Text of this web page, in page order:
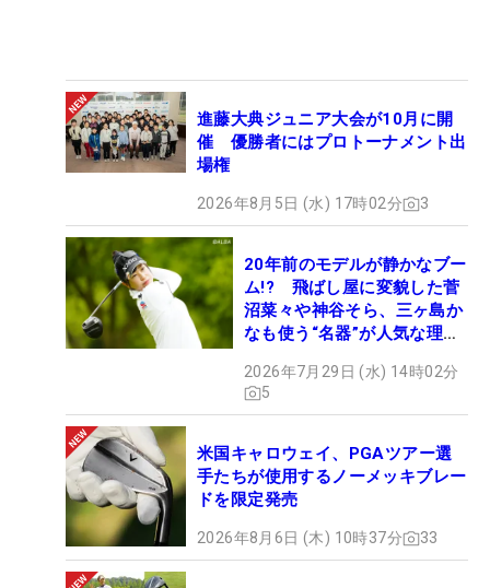
進藤大典ジュニア大会が10月に開
催 優勝者にはプロトーナメント出
場権
2026年8月5日 (水) 17時02分 3
20年前のモデルが静かなブー
ム!? 飛ばし屋に変貌した菅
沼菜々や神谷そら、三ヶ島か
なも使う“名器”が人気な理由
ギア”】
2026年7月29日 (水) 14時02分
5
米国キャロウェイ、PGAツアー選
手たちが使用するノーメッキブレー
ドを限定発売
2026年8月6日 (木) 10時37分 33